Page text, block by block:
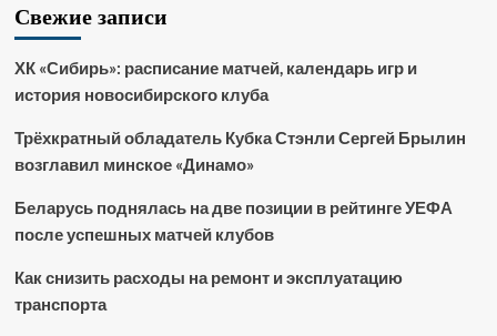
Свежие записи
ХК «Сибирь»: расписание матчей, календарь игр и
история новосибирского клуба
Трёхкратный обладатель Кубка Стэнли Сергей Брылин
возглавил минское «Динамо»
Беларусь поднялась на две позиции в рейтинге УЕФА
после успешных матчей клубов
Как снизить расходы на ремонт и эксплуатацию
транспорта